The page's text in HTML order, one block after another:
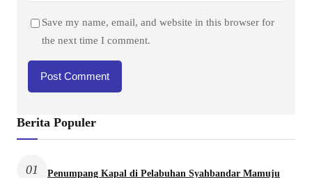
Save my name, email, and website in this browser for
the next time I comment.
Berita Populer
01
Penumpang Kapal di Pelabuhan Syahbandar Mamuju